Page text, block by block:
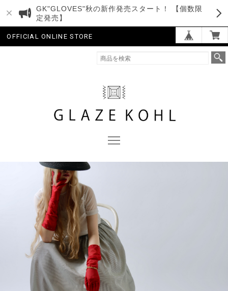
GK"GLOVES"秋の新作発売スタート！ 【個数限
定発売】
OFFICIAL ONLINE STORE